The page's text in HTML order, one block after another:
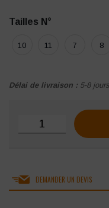
Tailles N°
10 11 7 8
Délai de livraison : 5-8
quantité de Gant
DEMANDER UN DEVIS